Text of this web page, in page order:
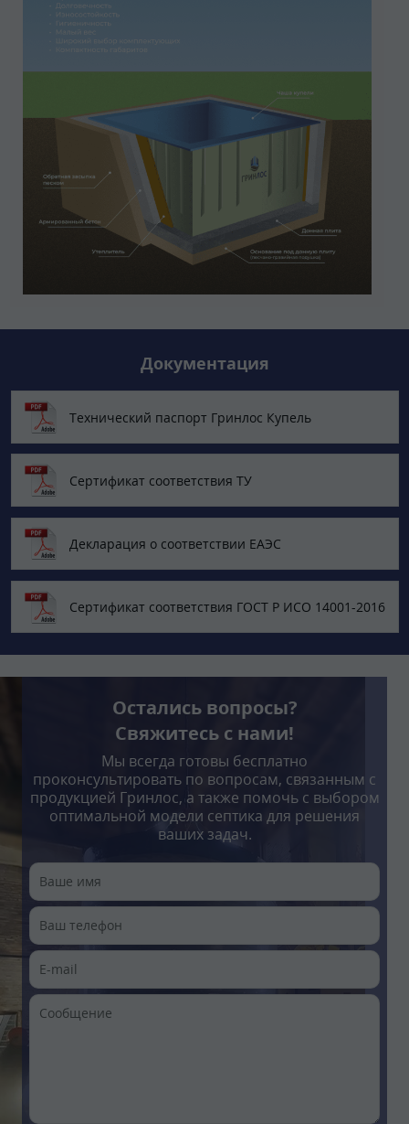
Документация
Технический паспорт Гринлос Купель
Сертификат соответствия ТУ
Декларация о соответствии ЕАЭС
Сертификат соответствия ГОСТ Р ИСО 14001-2016
Остались вопросы?
Свяжитесь с нами!
Мы всегда готовы бесплатно
проконсультировать по вопросам, связанным с
продукцией Гринлос, а также помочь с выбором
оптимальной модели септика для решения
ваших задач.